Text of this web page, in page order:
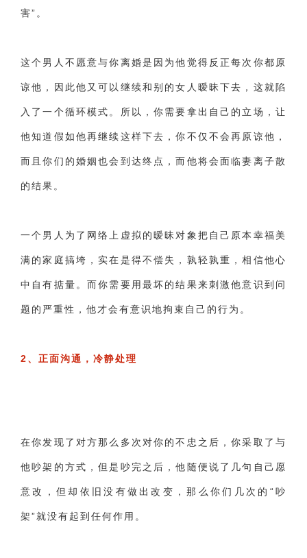
害”。
这个男人不愿意与你离婚是因为他觉得反正每次你都原
谅他，因此他又可以继续和别的女人暧昧下去，这就陷
入了一个循环模式。所以，你需要拿出自己的立场，让
他知道假如他再继续这样下去，你不仅不会再原谅他，
而且你们的婚姻也会到达终点，而他将会面临妻离子散
的结果。
一个男人为了网络上虚拟的暧昧对象把自己原本幸福美
满的家庭搞垮，实在是得不偿失，孰轻孰重，相信他心
中自有掂量。而你需要用最坏的结果来刺激他意识到问
题的严重性，他才会有意识地拘束自己的行为。
2、正面沟通，冷静处理
在你发现了对方那么多次对你的不忠之后，你采取了与
他吵架的方式，但是吵完之后，他随便说了几句自己愿
意改，但却依旧没有做出改变，那么你们几次的“吵
架”就没有起到任何作用。